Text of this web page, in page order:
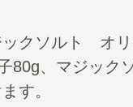
クソルト オ
、マジック
す。